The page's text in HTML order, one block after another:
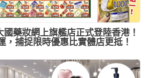
藥妝網上旗艦店正式登陸香港！
，捕捉限時優惠比實體店更抵！